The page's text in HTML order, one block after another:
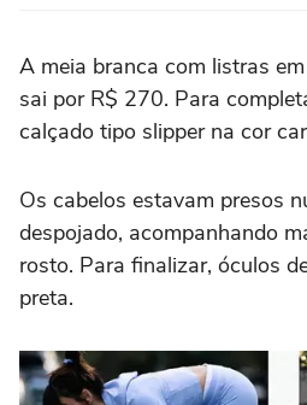
A meia branca com listras
sai por R$ 270. Para
calçado tipo slipper na cor
Os cabelos estavam presos
despojado, acompanhando
rosto. Para finalizar, óculos
preta.